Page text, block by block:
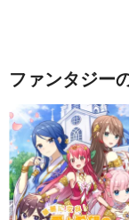
ファンタジー